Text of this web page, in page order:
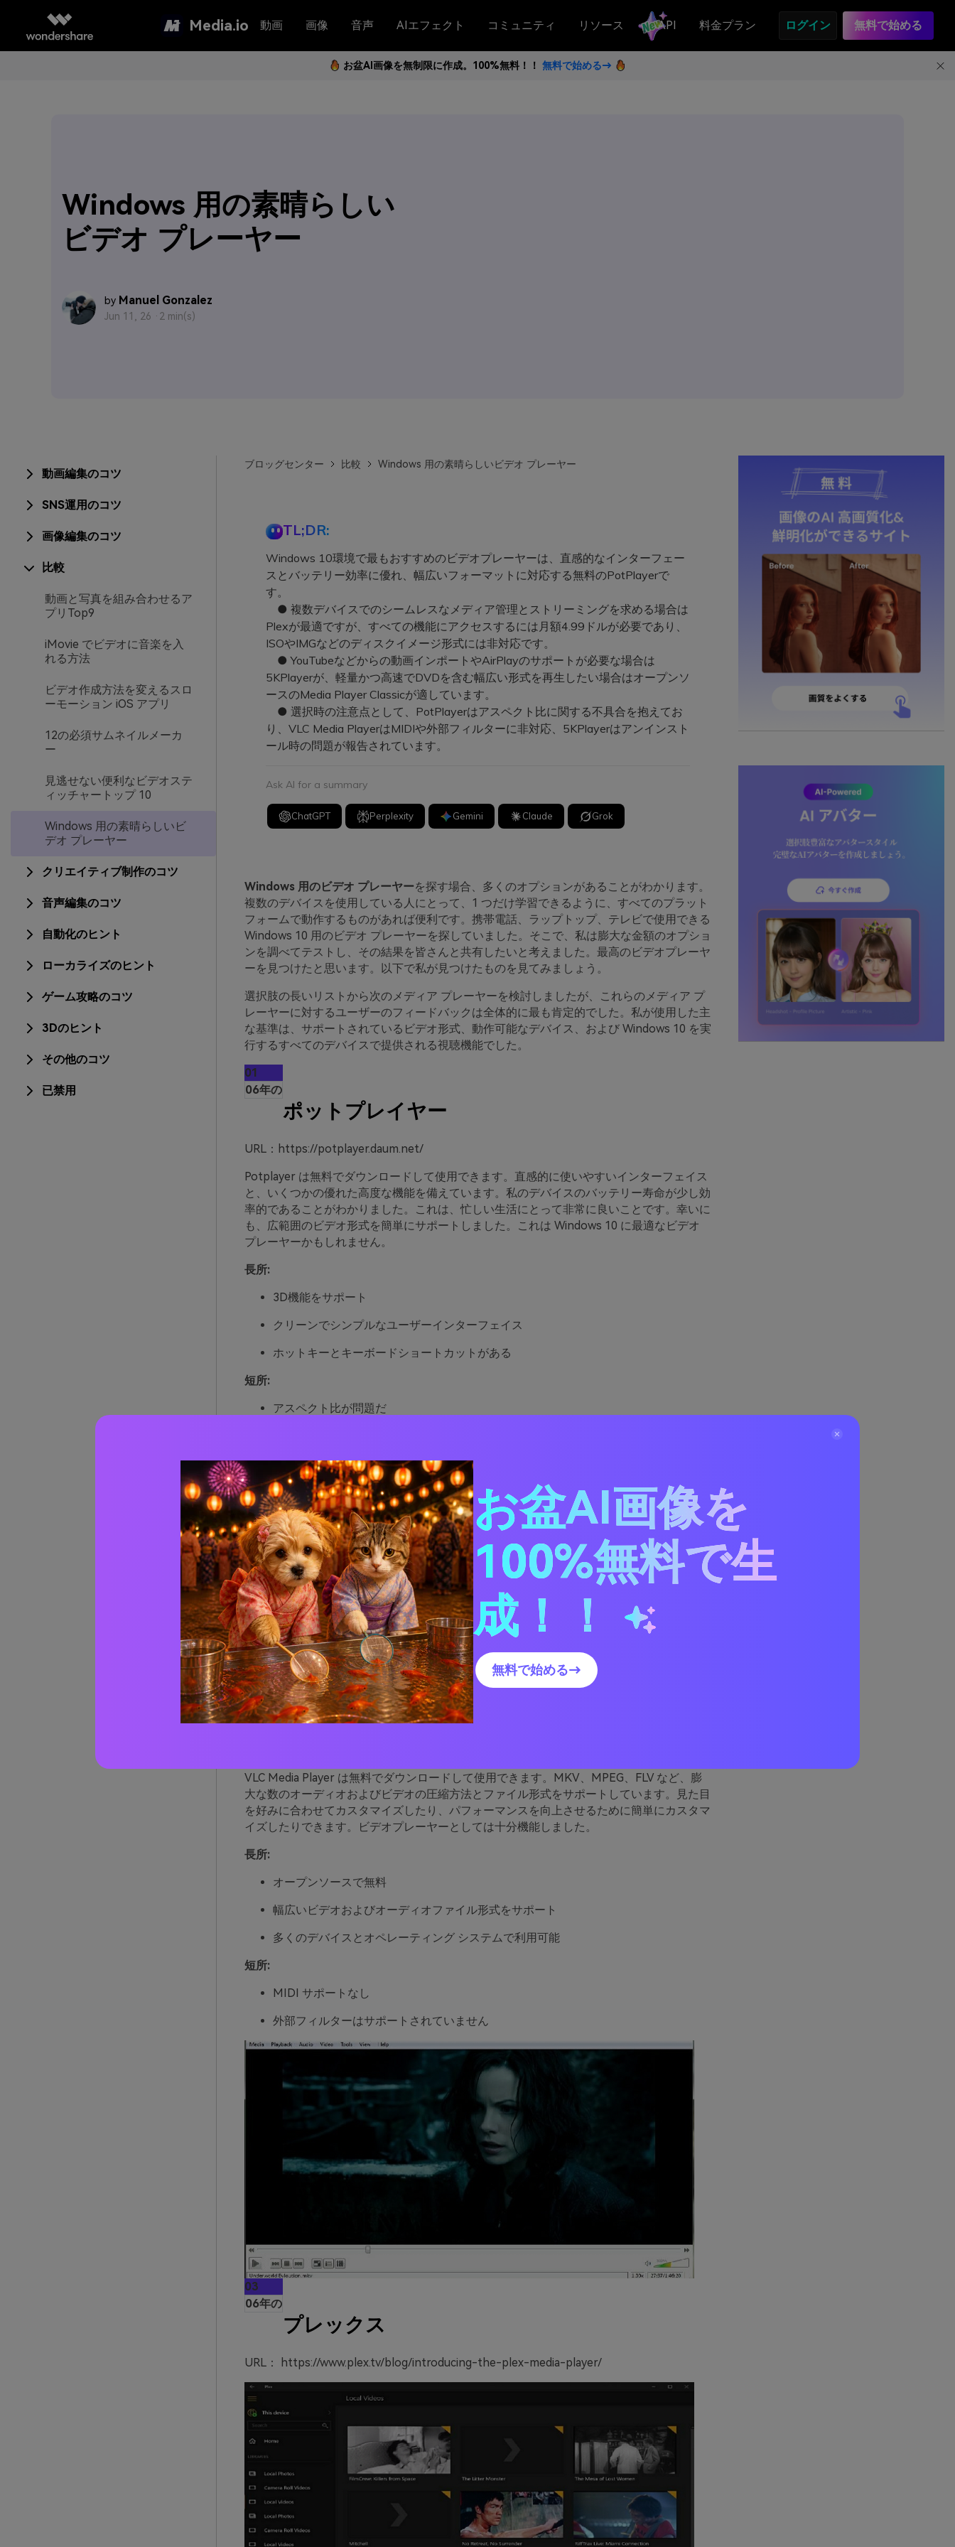
Media.io 動画 画像 音声 AIエフェクト コミュニティ リソース API 料金プラン ログイン 無料で始める
お盆AI画像を無制限に作成。100%無料！！ 無料で始める→
Windows 用の素晴らしい
ビデオ プレーヤー
by Manuel Gonzalez
Jun 11, 26 · 2 min(s)
動画編集のコツ
SNS運用のコツ
画像編集のコツ
比較
動画と写真を組み合わせるア
プリTop9
iMovie でビデオに音楽を入
れる方法
ビデオ作成方法を変えるスロ
ーモーション iOS アプリ
12の必須サムネイルメーカ
ー
見逃せない便利なビデオステ
ィッチャートップ 10
Windows 用の素晴らしいビ
デオ プレーヤー
クリエイティブ制作のコツ
音声編集のコツ
自動化のヒント
ローカライズのヒント
ゲーム攻略のコツ
3Dのヒント
その他のコツ
已禁用
ブロッグセンター 比較 Windows 用の素晴らしいビデオ プレーヤー
TL;DR:
Windows 10環境で最もおすすめのビデオプレーヤーは、直感的なインターフェー
スとバッテリー効率に優れ、幅広いフォーマットに対応する無料のPotPlayerで
す。
● 複数デバイスでのシームレスなメディア管理とストリーミングを求める場合は
Plexが最適ですが、すべての機能にアクセスするには月額4.99ドルが必要であり、
ISOやIMGなどのディスクイメージ形式には非対応です。
● YouTubeなどからの動画インポートやAirPlayのサポートが必要な場合は
5KPlayerが、軽量かつ高速でDVDを含む幅広い形式を再生したい場合はオープンソ
ースのMedia Player Classicが適しています。
● 選択時の注意点として、PotPlayerはアスペクト比に関する不具合を抱えてお
り、VLC Media PlayerはMIDIや外部フィルターに非対応、5KPlayerはアンインスト
ール時の問題が報告されています。
Ask AI for a summary
ChatGPT Perplexity Gemini Claude Grok
Windows 用のビデオ プレーヤーを探す場合、多くのオプションがあることがわかります。
複数のデバイスを使用している人にとって、1 つだけ学習できるように、すべてのプラット
フォームで動作するものがあれば便利です。携帯電話、ラップトップ、テレビで使用できる
Windows 10 用のビデオ プレーヤーを探していました。そこで、私は膨大な金額のオプショ
ンを調べてテストし、その結果を皆さんと共有したいと考えました。最高のビデオプレーヤ
ーを見つけたと思います。以下で私が見つけたものを見てみましょう。
選択肢の長いリストから次のメディア プレーヤーを検討しましたが、これらのメディア プ
レーヤーに対するユーザーのフィードバックは全体的に最も肯定的でした。私が使用した主
な基準は、サポートされているビデオ形式、動作可能なデバイス、および Windows 10 を実
行するすべてのデバイスで提供される視聴機能でした。
01
06年の
ポットプレイヤー
URL：https://potplayer.daum.net/
Potplayer は無料でダウンロードして使用できます。直感的に使いやすいインターフェイス
と、いくつかの優れた高度な機能を備えています。私のデバイスのバッテリー寿命が少し効
率的であることがわかりました。これは、忙しい生活にとって非常に良いことです。幸いに
も、広範囲のビデオ形式を簡単にサポートしました。これは Windows 10 に最適なビデオ
プレーヤーかもしれません。
長所:
3D機能をサポート
クリーンでシンプルなユーザーインターフェイス
ホットキーとキーボードショートカットがある
短所:
アスペクト比が問題だ
02
06年の
VLCメディアプレーヤー
VLC Media Player は無料でダウンロードして使用できます。MKV、MPEG、FLV など、膨
大な数のオーディオおよびビデオの圧縮方法とファイル形式をサポートしています。見た目
を好みに合わせてカスタマイズしたり、パフォーマンスを向上させるために簡単にカスタマ
イズしたりできます。ビデオプレーヤーとしては十分機能しました。
長所:
オープンソースで無料
幅広いビデオおよびオーディオファイル形式をサポート
多くのデバイスとオペレーティング システムで利用可能
短所:
MIDI サポートなし
外部フィルターはサポートされていません
03
06年の
プレックス
URL： https://www.plex.tv/blog/introducing-the-plex-media-player/
お盆AI画像を
100%無料で生
成！！
無料で始める→